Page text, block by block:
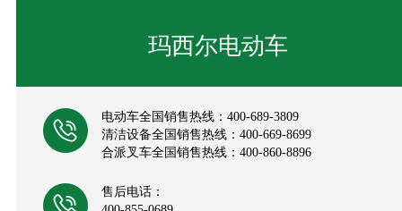
玛西尔电动车
电动车全国销售热线：400-689-3809
清洁设备全国销售热线：400-669-8699
合派叉车全国销售热线：400-860-8896
售后电话：